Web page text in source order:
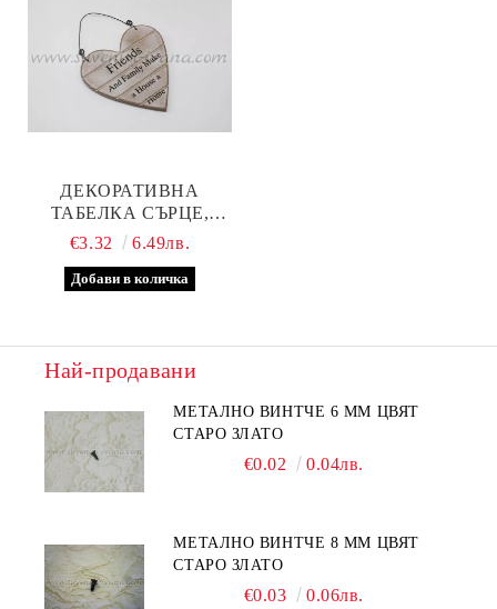
ДЕКОРАТИВНА
ТАБЕЛКА СЪРЦЕ,
МОДЕЛ FRIENDS
€3.32 6.49лв.
Най-продавани
МЕТАЛНО ВИНТЧЕ 6 ММ ЦВЯТ
СТАРО ЗЛАТО
€0.02 0.04лв.
МЕТАЛНО ВИНТЧЕ 8 ММ ЦВЯТ
СТАРО ЗЛАТО
€0.03 0.06лв.